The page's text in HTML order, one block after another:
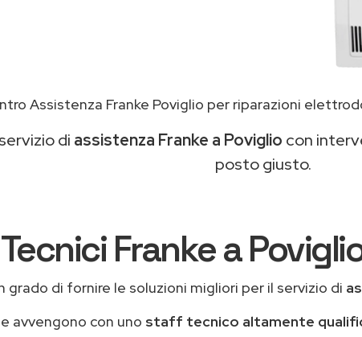
Assistenza Franke Poviglio per riparazioni
di assistenza Franke a Poviglio con
posto giusto.
Tecnici Franke a
grado di fornire le soluzioni migliori per il servizio di
avvengono con uno staff tecnico altamente